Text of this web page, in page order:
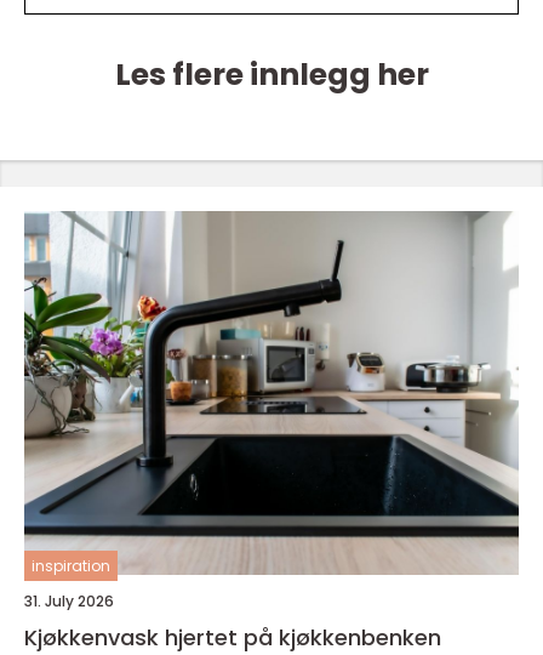
Les flere innlegg her
inspiration
31. July 2026
Kjøkkenvask hjertet på kjøkkenbenken